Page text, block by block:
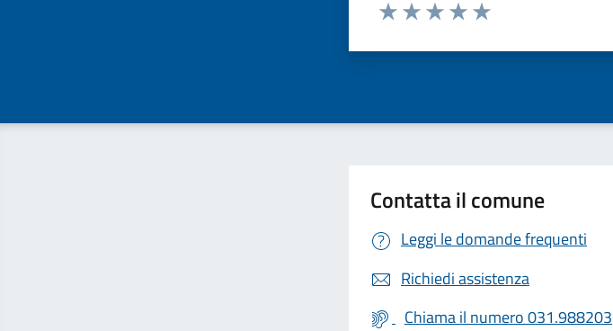
Valuta da 1 a 5 stelle la pagina
Contatta il comune
Leggi le domande frequenti
Richiedi assistenza
Chiama il numero 031.988203